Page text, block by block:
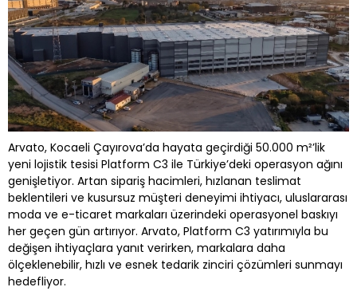
Arvato, Kocaeli Çayırova’da hayata geçirdiği 50.000 m²’lik
yeni lojistik tesisi Platform C3 ile Türkiye’deki operasyon ağını
genişletiyor. Artan sipariş hacimleri, hızlanan teslimat
beklentileri ve kusursuz müşteri deneyimi ihtiyacı, uluslararası
moda ve e-ticaret markaları üzerindeki operasyonel baskıyı
her geçen gün artırıyor. Arvato, Platform C3 yatırımıyla bu
değişen ihtiyaçlara yanıt verirken, markalara daha
ölçeklenebilir, hızlı ve esnek tedarik zinciri çözümleri sunmayı
hedefliyor.